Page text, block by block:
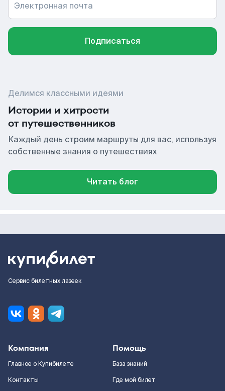
Электронная почта
Подписаться
Делимся классными идеями
Истории и хитрости
от путешественников
Каждый день строим маршруты для вас, используя
собственные знания о путешествиях
Читать блог
Сервис билетных лазеек
Компания
Главное о Купибилете
Контакты
Помощь
База знаний
Где мой билет